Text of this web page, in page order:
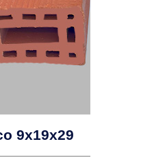
9x19x29